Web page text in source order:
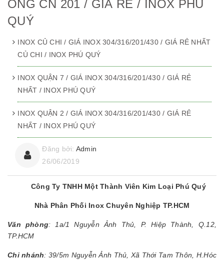
ỐNG CN 201 / GIÁ RẺ / INOX PHÚ
QUÝ
INOX CỦ CHI / GIÁ INOX 304/316/201/430 / GIÁ RẺ NHẤT
CỦ CHI / INOX PHÚ QUÝ
INOX QUẬN 7 / GIÁ INOX 304/316/201/430 / GIÁ RẺ
NHẤT / INOX PHÚ QUÝ
INOX QUẬN 2 / GIÁ INOX 304/316/201/430 / GIÁ RẺ
NHẤT / INOX PHÚ QUÝ
Đăng bởi: Admin
26/06/2019
Công Ty TNHH Một Thành Viên Kim Loại Phú Quý
Nhà Phân Phối Inox Chuyên Nghiệp TP.HCM
Văn phòng: 1a/1 Nguyễn Ảnh Thủ, P. Hiệp Thành, Q.12,
TP.HCM
Chi nhánh: 39/5m Nguyễn Ảnh Thủ, Xã Thới Tam Thôn, H.Hóc